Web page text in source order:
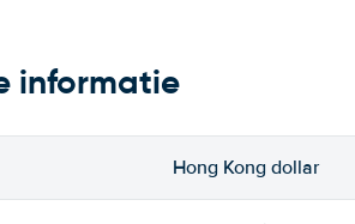
informatie
Hong Kong dollar